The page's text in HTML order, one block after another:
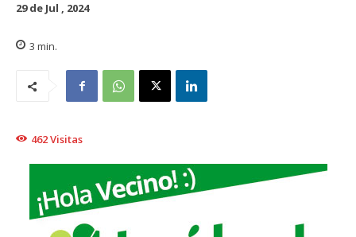
29 de Jul , 2024
3 min.
462Visitas